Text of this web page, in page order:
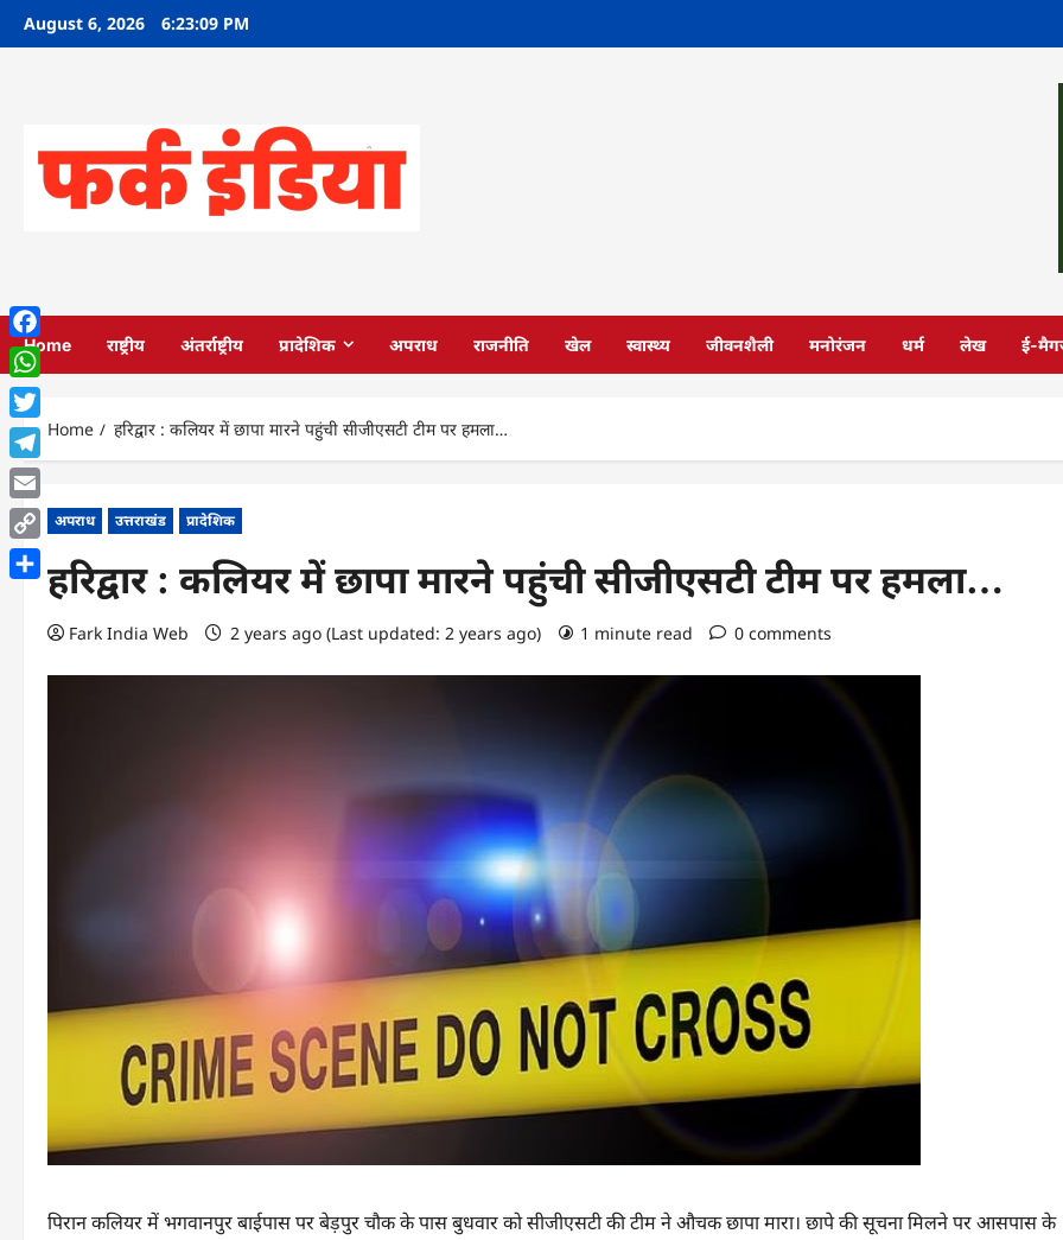
SkipAugust 6, 2026 6:23:10 PM
Home राष्ट्रीय अंतर्राष्ट्रीय प्रादेशिक अपराध राजनीति खेल स्वास्थ्य जीवनशैली मनोरंजन धर्म लेख ई-
Home हरिद्वार : कलियर में छापा मारने पहुंची सीजीएसटी टीम पर हमला…
अपराध उत्तराखंड प्रादेशिक
हरिद्वार : कलियर में छापा मारने पहुंची सीजीएसटी टीम पर हमला…
Fark India Web 2 years ago (Last updated: 2 years ago) 1 minute read 0 comments
पिरान कलियर में भगवानपुर बाईपास पर बेड़पुर चौक के पास बुधवार को सीजीएसटी की टीम ने औचक छापा मारा। छापे की सूचना मिलने पर आसपास के
Facebook
WhatsApp
Twitter
Telegram
Email
Copy
Link
Share